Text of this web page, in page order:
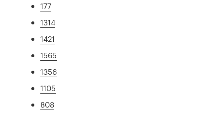
177
1314
1421
1565
1356
1105
808